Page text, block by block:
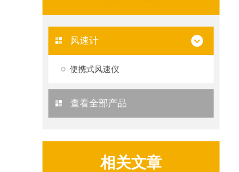
风速计
便携式风速仪
查看全部产品
相关文章